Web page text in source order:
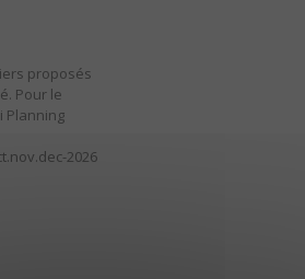
proposés
Pour le
Planning
2026